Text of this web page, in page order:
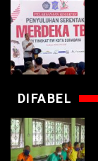
DIFABEL